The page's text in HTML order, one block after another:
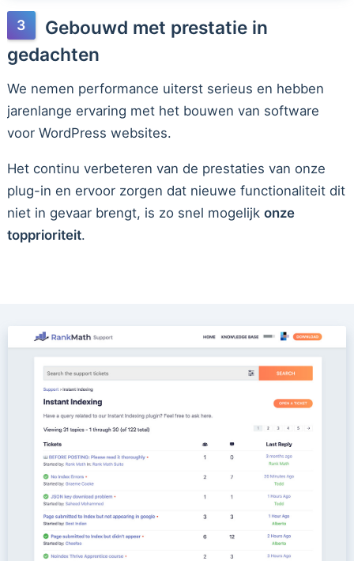
Gebouwd met prestatie in
gedachten
We nemen performance uiterst serieus en hebben
jarenlange ervaring met het bouwen van software
voor WordPress websites.
Het continu verbeteren van de prestaties van onze
plug-in en ervoor zorgen dat nieuwe functionaliteit dit
niet in gevaar brengt, is zo snel mogelijk onze
topprioriteit.